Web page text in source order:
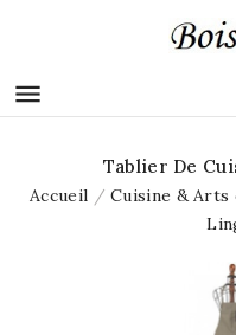

Tablier De
Accueil Cuisine & Arts